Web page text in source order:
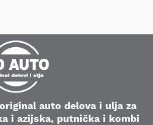
auto delova i ulja za
i azijska, putnička i kombi